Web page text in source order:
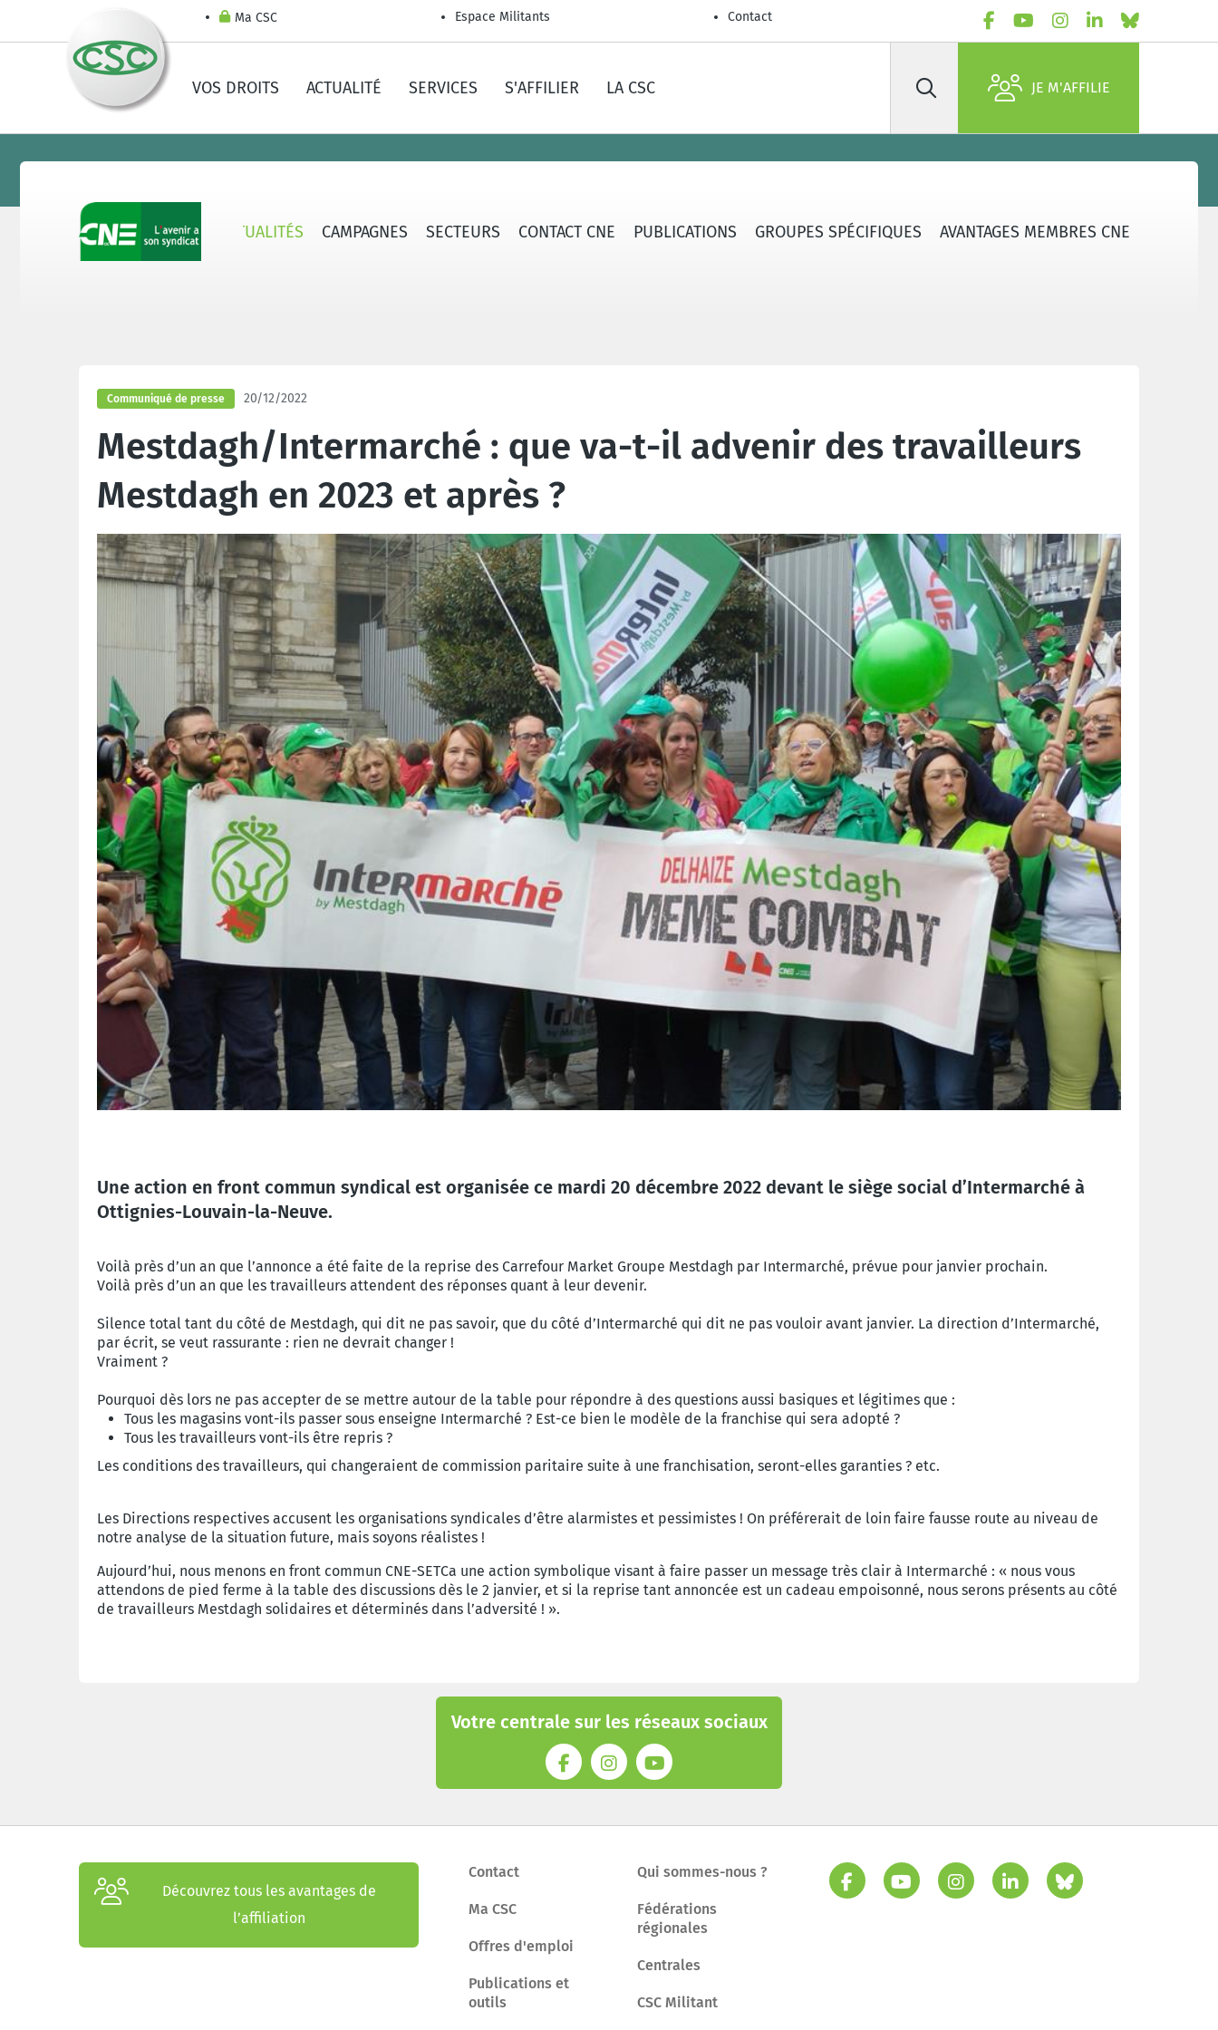
Ma CSC Espace Militants Contact
VOS DROITS ACTUALITÉ SERVICES S'AFFILIER LA CSC Rechercher JE M'AFFILIE
CNE - QUI SOMMES-NOUS ? ACTUALITÉS CAMPAGNES SECTEURS CONTACT CNE PUBLICATIONS GROUPES SPÉCIFIQUES AVANTAGES MEMBRES CNE
Communiqué de presse 20/12/2022
Mestdagh/Intermarché : que va-t-il advenir des travailleurs
Mestdagh en 2023 et après ?
Une action en front commun syndical est organisée ce mardi 20 décembre 2022 devant le siège social d’Intermarché à
Ottignies-Louvain-la-Neuve.
Voilà près d’un an que l’annonce a été faite de la reprise des Carrefour Market Groupe Mestdagh par Intermarché, prévue pour janvier prochain.
Voilà près d’un an que les travailleurs attendent des réponses quant à leur devenir.
Silence total tant du côté de Mestdagh, qui dit ne pas savoir, que du côté d’Intermarché qui dit ne pas vouloir avant janvier. La direction d’Intermarché,
par écrit, se veut rassurante : rien ne devrait changer !
Vraiment ?
Pourquoi dès lors ne pas accepter de se mettre autour de la table pour répondre à des questions aussi basiques et légitimes que :
Tous les magasins vont-ils passer sous enseigne Intermarché ? Est-ce bien le modèle de la franchise qui sera adopté ?
Tous les travailleurs vont-ils être repris ?
Les conditions des travailleurs, qui changeraient de commission paritaire suite à une franchisation, seront-elles garanties ? etc.
Les Directions respectives accusent les organisations syndicales d’être alarmistes et pessimistes ! On préférerait de loin faire fausse route au niveau de
notre analyse de la situation future, mais soyons réalistes !
Aujourd’hui, nous menons en front commun CNE-SETCa une action symbolique visant à faire passer un message très clair à Intermarché : « nous vous
attendons de pied ferme à la table des discussions dès le 2 janvier, et si la reprise tant annoncée est un cadeau empoisonné, nous serons présents au côté
de travailleurs Mestdagh solidaires et déterminés dans l’adversité ! ».
Votre centrale sur les réseaux sociaux
Découvrez tous les avantages de
l’affiliation
Contact
Ma CSC
Offres d'emploi
Publications et
outils
Qui sommes-nous ?
Fédérations
régionales
Centrales
CSC Militant